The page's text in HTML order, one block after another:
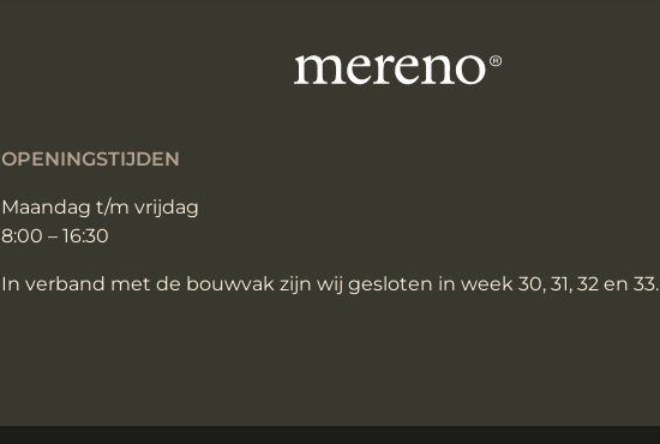
OPENINGSTIJDEN
Maandag t/m vrijdag
8:00 – 16:30
In verband met de bouwvak zijn wij gesloten in week 30, 31, 32 en 33.